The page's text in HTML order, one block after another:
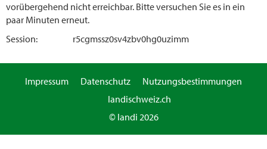
vorübergehend nicht erreichbar. Bitte versuchen Sie es in ein
paar Minuten erneut.
Session:
r5cgmssz0sv4zbv0hg0uzimm
Impressum Datenschutz
Nutzungsbestimmungen
landischweiz.ch
© landi 2026